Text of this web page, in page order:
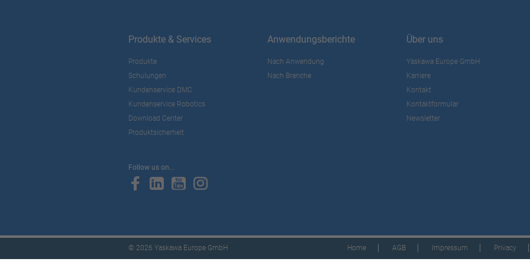
Produkte & Services
Produkte
Schulungen
Kundenservice DMC
Kundenservice Robotics
Download Center
Produktsicherheit
Anwendungsberichte
Nach Anwendung
Nach Branche
Über uns
Yaskawa Europe GmbH
Karriere
Kontakt
Kontaktformular
Newsletter
Follow us on...
© 2026 Yaskawa Europe GmbH Home AGB Impressum Privacy